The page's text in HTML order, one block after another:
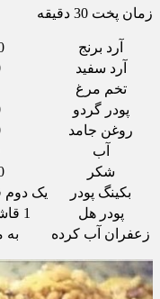
زمان پخت 30 دقیقه
آرد برنج
آرد سفید
تخم مرغ
پودر گردو
روغن جامد
آب
شکر
بکینگ پودر
یک دوم
پودر هل
1 قاشق چایخوری
زعفران آب کرده
به